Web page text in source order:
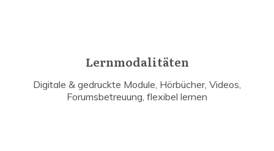
Lernmodalitäten
Digitale & gedruckte Module, Hörbücher, Videos,
Forumsbetreuung, flexibel lernen